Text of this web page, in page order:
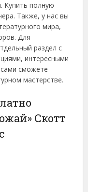
Купить полную
Также, у нас вы
мира,
Для
раздел с
интересными
сможете
мастерстве.
Скотт